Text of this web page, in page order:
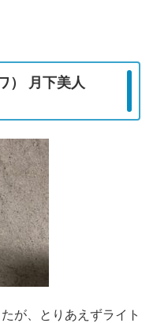
） 月下美人
が、とりあえずライト